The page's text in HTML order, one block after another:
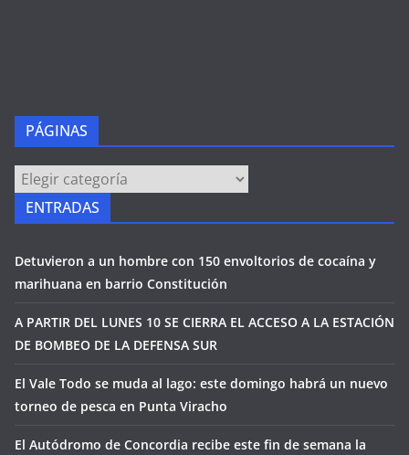
PÁGINAS
PÁGINAS
ENTRADAS
Detuvieron a un hombre con 150 envoltorios de cocaína y
marihuana en barrio Constitución
A PARTIR DEL LUNES 10 SE CIERRA EL ACCESO A LA ESTACIÓN
DE BOMBEO DE LA DEFENSA SUR
El Vale Todo se muda al lago: este domingo habrá un nuevo
torneo de pesca en Punta Viracho
El Autódromo de Concordia recibe este fin de semana la